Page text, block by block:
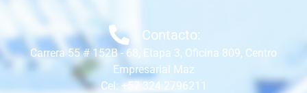
Contacto:
Carrera 55 # 152B - 68, Etapa 3, Oficina 809, Centro
Empresarial Maz
Cel: +57 324 2796211